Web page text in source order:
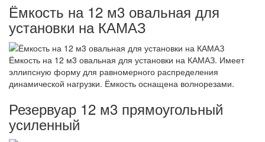
Ёмкость на 12 м3 овальная для
установки на КАМАЗ
Ёмкость на 12 м3 овальная для установки на КАМАЗ. Имеет
эллипсную форму для равномерного распределения
динамической нагрузки. Ёмкость оснащена волнорезами.
Резервуар 12 м3 прямоугольный
усиленный